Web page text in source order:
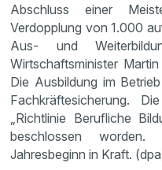
Abschluss einer
Verdopplung von 1.000
Aus- und
Wirtschaftsminister
Die Ausbildung im
Fachkräftesicherung.
„Richtlinie Berufliche
beschlossen
Jahresbeginn in Kraft.